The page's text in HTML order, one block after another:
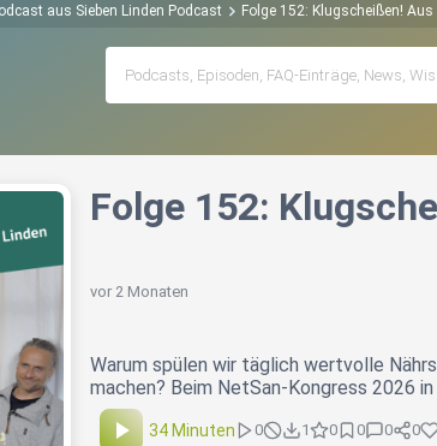
aus Sieben Linden Podcast Folge 152: Klugscheißen! Aus
Folge 152:
vor 2 Monaten
Warum spülen wir täglich wertvolle
machen? Beim NetSan-Kongress 2026
34 Minuten 0 1 0 0 0 0